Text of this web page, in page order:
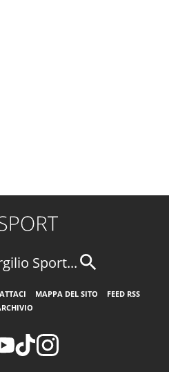
Sport...
MAPPA DEL SITO
FEED RSS